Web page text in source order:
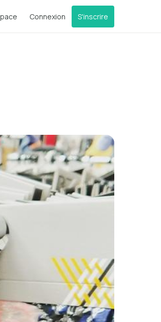
Connexion S'inscrire